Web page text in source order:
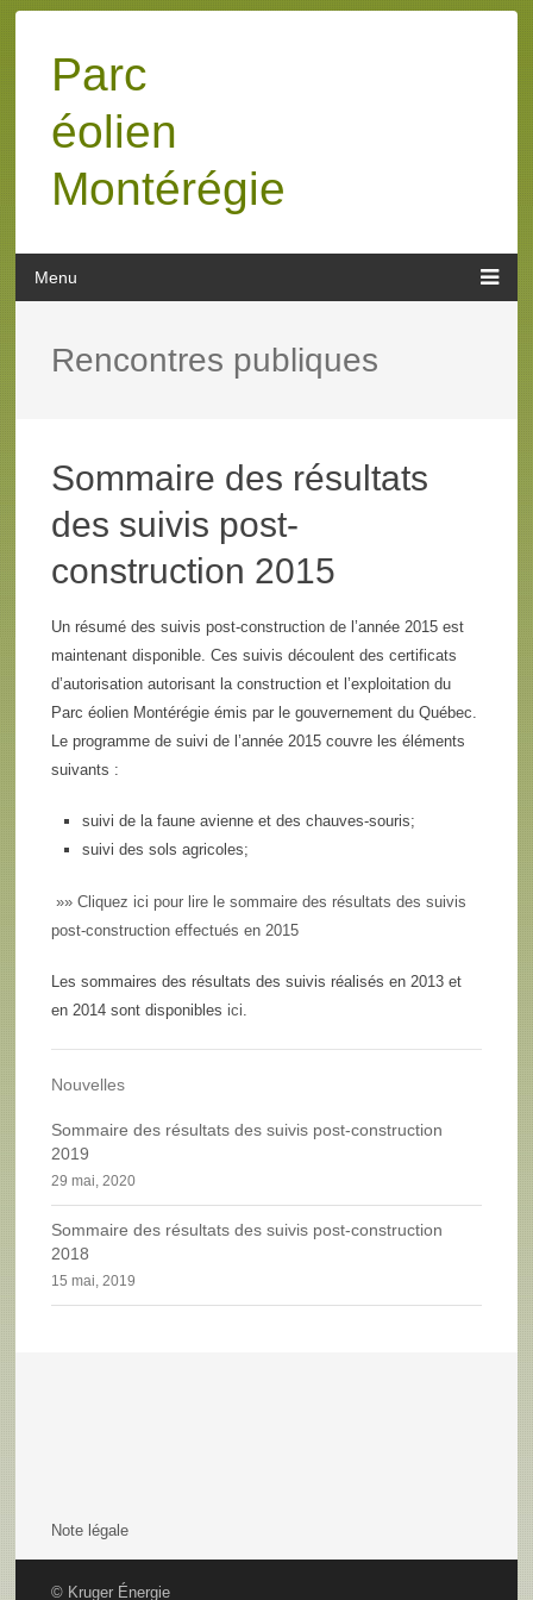
Parc
éolien
Montérégie
Rencontres publiques
Sommaire des résultats
des suivis post-
construction 2015
Un résumé des suivis post-construction de l’année 2015 est
maintenant disponible. Ces suivis découlent des certificats
d’autorisation autorisant la construction et l’exploitation du
Parc éolien Montérégie émis par le gouvernement du Québec.
Le programme de suivi de l’année 2015 couvre les éléments
suivants :
suivi de la faune avienne et des chauves-souris;
suivi des sols agricoles;
»» Cliquez ici pour lire le sommaire des résultats des suivis
post-construction effectués en 2015
Les sommaires des résultats des suivis réalisés en 2013 et
en 2014 sont disponibles ici.
Nouvelles
Sommaire des résultats des suivis post-construction
2019
29 mai, 2020
Sommaire des résultats des suivis post-construction
2018
15 mai, 2019
Note légale
© Kruger Énergie